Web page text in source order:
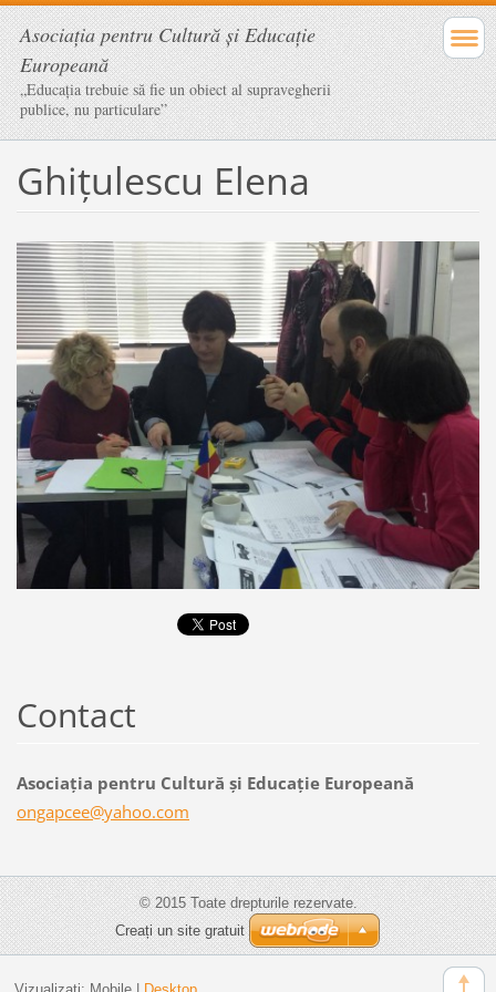
Asociaţia pentru Cultură şi Educaţie
Europeană
„Educația trebuie să fie un obiect al supravegherii
publice, nu particulare”
Ghiţulescu Elena
Contact
Asociaţia pentru Cultură şi Educaţie Europeană
ongapcee@yahoo.com
© 2015 Toate drepturile rezervate.
Creați un site gratuit